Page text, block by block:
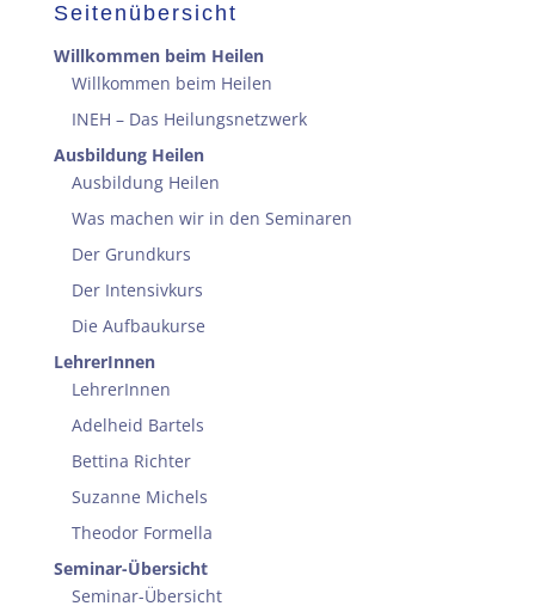
Seitenübersicht
Willkommen beim Heilen
Willkommen beim Heilen
INEH – Das Heilungsnetzwerk
Ausbildung Heilen
Ausbildung Heilen
Was machen wir in den Seminaren
Der Grundkurs
Der Intensivkurs
Die Aufbaukurse
LehrerInnen
LehrerInnen
Adelheid Bartels
Bettina Richter
Suzanne Michels
Theodor Formella
Seminar-Übersicht
Seminar-Übersicht